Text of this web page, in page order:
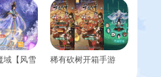
即玩镜
工服务
+GM授
搭建教
Win系特色服务端+安
卓+GM后台+详细搭
建教程
域【风雪
稀有砍树开箱手游